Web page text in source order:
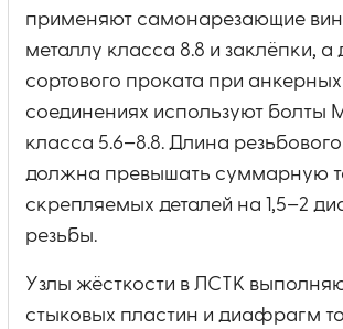
применяют самонарезающие
металлу класса 8.8 и заклёпки, а
сортового проката при анкерных
соединениях используют болты
класса 5.6–8.8. Длина
должна превышать суммарную
скрепляемых деталей на 1,5–2
резьбы.
Узлы жёсткости в ЛСТК
стыковых пластин и диафрагм